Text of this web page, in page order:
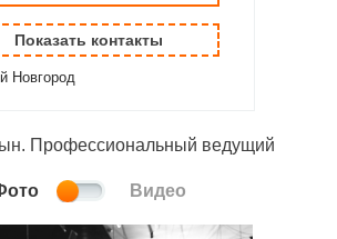
Показать контакты
Новгород
Профессиональный ведущий
Видео